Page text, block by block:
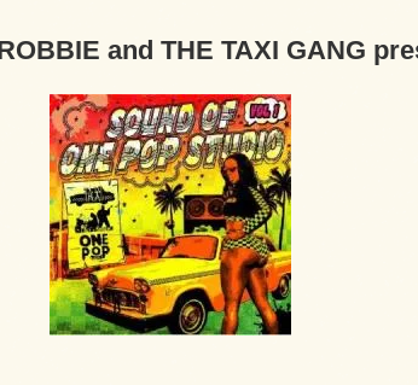
and THE TAXI GANG